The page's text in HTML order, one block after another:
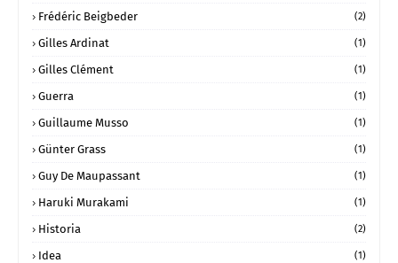
Frédéric Beigbeder (2)
Gilles Ardinat (1)
Gilles Clément (1)
Guerra (1)
Guillaume Musso (1)
Günter Grass (1)
Guy De Maupassant (1)
Haruki Murakami (1)
Historia (2)
Idea (1)